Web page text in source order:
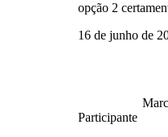
opção 2
16 de junho de
Participante